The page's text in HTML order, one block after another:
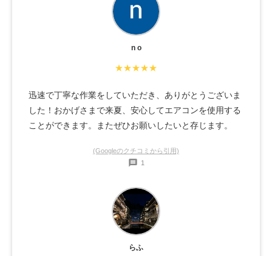
n o
★★★★★
迅速で丁寧な作業をしていただき、ありがとうございま
した！おかげさまで来夏、安心してエアコンを使用する
ことができます。またぜひお願いしたいと存じます。
(Googleのクチコミから引用)
1
らふ